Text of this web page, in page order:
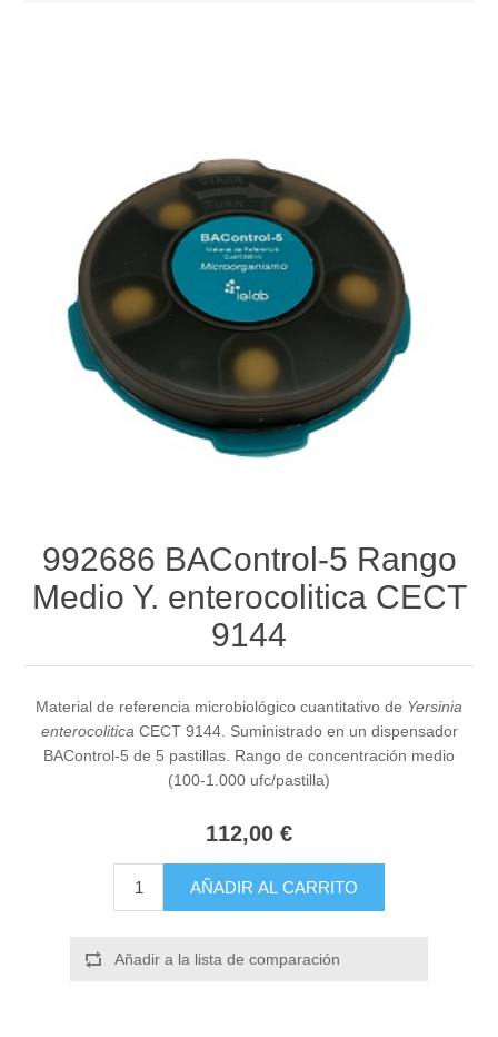
992686 BAControl-5 Rango
Medio Y. enterocolitica CECT
9144
Material de referencia microbiológico cuantitativo de Yersinia
enterocolitica CECT 9144. Suministrado en un dispensador
BAControl-5 de 5 pastillas. Rango de concentración medio
(100-1.000 ufc/pastilla)
112,00 €
AÑADIR AL CARRITO
Añadir a la lista de comparación